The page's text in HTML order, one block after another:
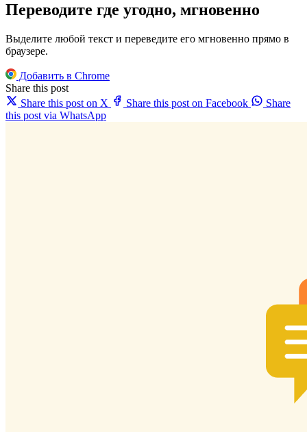
Переводите где угодно, мгновенно
Выделите любой текст и переведите его мгновенно прямо в
браузере.
Добавить в Chrome
Share this post
Share this post on X
Share this post on Facebook
Share
this post via WhatsApp